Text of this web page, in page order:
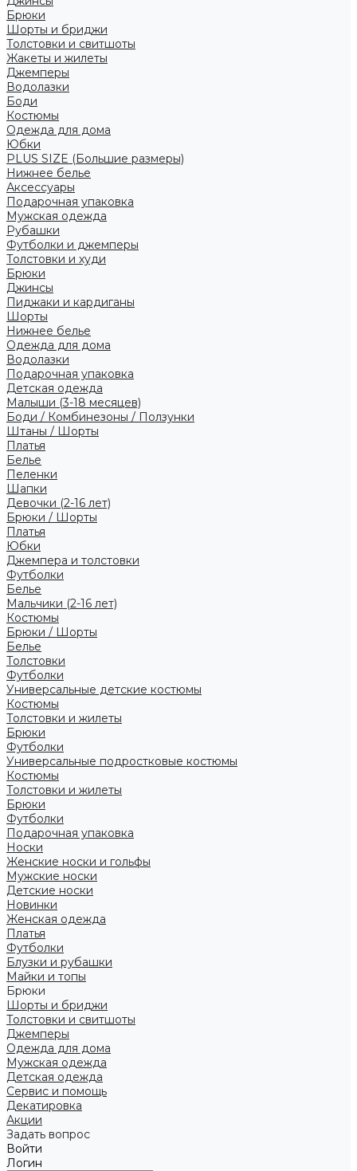
Брюки
Шорты и бриджи
Толстовки и свитшоты
Жакеты и жилеты
Джемперы
Водолазки
Боди
Костюмы
Одежда для дома
Юбки
PLUS SIZE (Большие размеры)
Нижнее белье
Аксессуары
Подарочная упаковка
Мужская одежда
Рубашки
Футболки и джемперы
Толстовки и худи
Брюки
Джинсы
Пиджаки и кардиганы
Шорты
Нижнее белье
Одежда для дома
Водолазки
Подарочная упаковка
Детская одежда
Малыши (3-18 месяцев)
Боди / Комбинезоны / Ползунки
Штаны / Шорты
Платья
Белье
Пеленки
Шапки
Девочки (2-16 лет)
Брюки / Шорты
Платья
Юбки
Джемпера и толстовки
Футболки
Белье
Мальчики (2-16 лет)
Костюмы
Брюки / Шорты
Белье
Толстовки
Футболки
Универсальные детские костюмы
Костюмы
Толстовки и жилеты
Брюки
Футболки
Универсальные подростковые костюмы
Костюмы
Толстовки и жилеты
Брюки
Футболки
Подарочная упаковка
Носки
Женские носки и гольфы
Мужские носки
Детские носки
Новинки
Женская одежда
Платья
Футболки
Блузки и рубашки
Майки и топы
Брюки
Шорты и бриджи
Толстовки и свитшоты
Джемперы
Одежда для дома
Мужская одежда
Детская одежда
Сервис и помощь
Декатировка
Акции
Задать вопрос
Войти
Логин